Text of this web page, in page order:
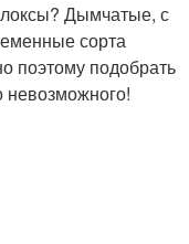
Дымчатые, с
сорта
поэтому подобрать
невозможного!